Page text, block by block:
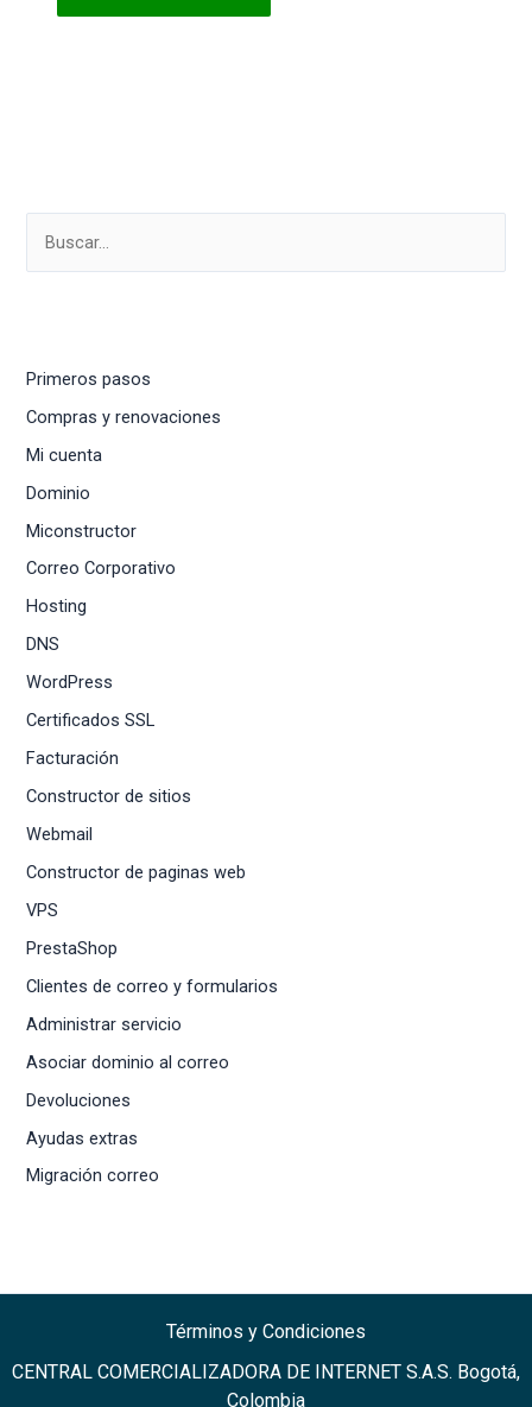
Primeros pasos
Compras y renovaciones
Mi cuenta
Dominio
Miconstructor
Correo Corporativo
Hosting
DNS
WordPress
Certificados SSL
Facturación
Constructor de sitios
Webmail
Constructor de paginas web
VPS
PrestaShop
Clientes de correo y formularios
Administrar servicio
Asociar dominio al correo
Devoluciones
Ayudas extras
Migración correo
Términos y Condiciones
CENTRAL COMERCIALIZADORA DE INTERNET S.A.S. Bogotá,
Colombia